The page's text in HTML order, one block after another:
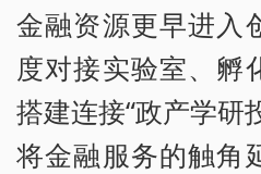
金融资源更早进入
度对接实验室、孵
搭建连接“政产学研
将金融服务的触角